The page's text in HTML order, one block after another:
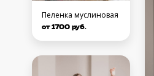
Пеленка муслиновая
от 1700 руб.